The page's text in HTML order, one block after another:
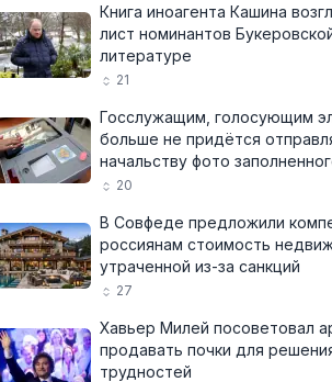
Книга иноагента Кашина
лист номинантов
литературе
21
Госслужащим, голосующим
больше не придётся
начальству фото
20
В Совфеде предложили
россиянам стоимость
утраченной из-за санкций
27
Хавьер Милей посоветовал
продавать почки для
трудностей